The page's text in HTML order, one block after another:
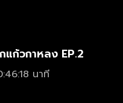
แก้วกาหลง EP.2
นาที